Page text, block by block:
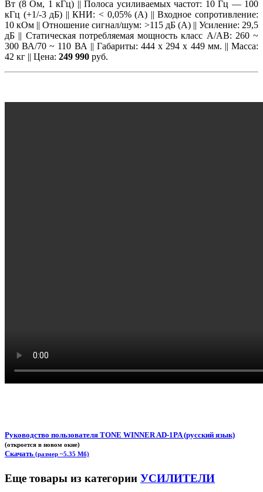
Вт (8 Ом, 1 кГц) || Полоса усиливаемых частот: 10 Гц — 100
кГц (+1/-3 дБ) || КНИ: < 0,05% (А) || Входное сопротивление:
10 кОм || Отношение сигнал/шум: >115 дБ (А) || Усиление: 29,5
дБ || Статическая потребляемая мощность класс А/АВ: 260 ~
300 ВА/70 ~ 110 ВА || Габариты: 444 x 294 x 449 мм. || Масса:
42 кг || Цена: 249 990 руб.
Руководство пользователя TONE WINNER AD-1PA (русский язык)
(откроется в новом окне)
Скачать (размер ~5.35 Мб)
Еще товары из категории УСИЛИТЕЛИ